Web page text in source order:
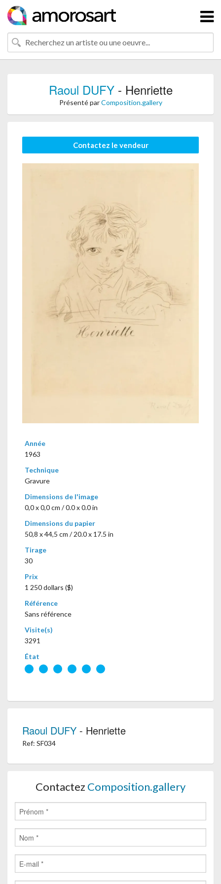
Raoul DUFY- Henriette
Présenté parComposition.gallery
Contactez le vendeur
Année
1963
Technique
Gravure
Dimensions de l'image
0,0 x 0,0 cm / 0.0 x 0.0 in
Dimensions du papier
50,8 x 44,5 cm / 20.0 x 17.5 in
Tirage
30
Prix
1 250 dollars ($)
Référence
Sans référence
Visite(s)
3291
État
Raoul DUFY - Henriette
Ref: SF034
Contactez Composition.gallery